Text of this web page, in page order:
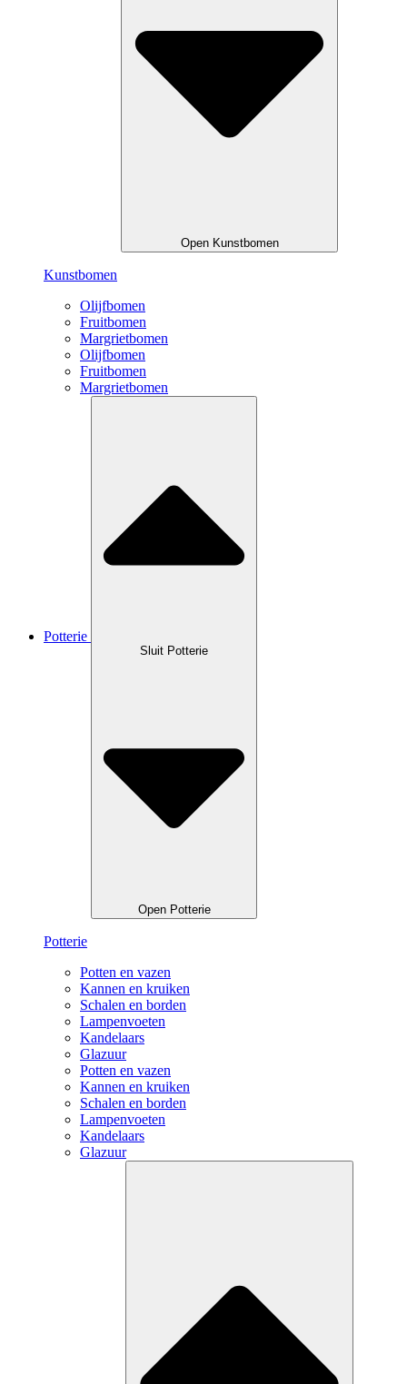
Open Kunstbomen
Kunstbomen
Olijfbomen
Fruitbomen
Margrietbomen
Olijfbomen
Fruitbomen
Margrietbomen
Potterie
Sluit Potterie
Open Potterie
Potterie
Potten en vazen
Kannen en kruiken
Schalen en borden
Lampenvoeten
Kandelaars
Glazuur
Potten en vazen
Kannen en kruiken
Schalen en borden
Lampenvoeten
Kandelaars
Glazuur